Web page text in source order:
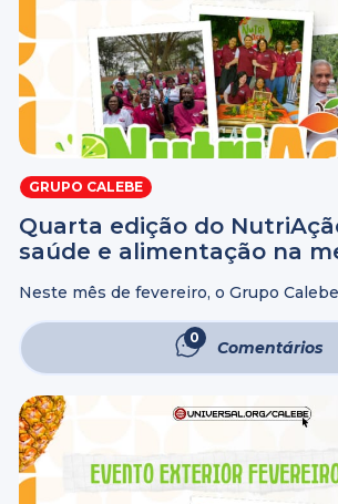
GRUPO CALEBE
Quarta edição do
saúde e alimentação na
Neste mês de fevereiro, o Grupo
para a saúde e alimentação das
O objetivo é ...
0 Comentários